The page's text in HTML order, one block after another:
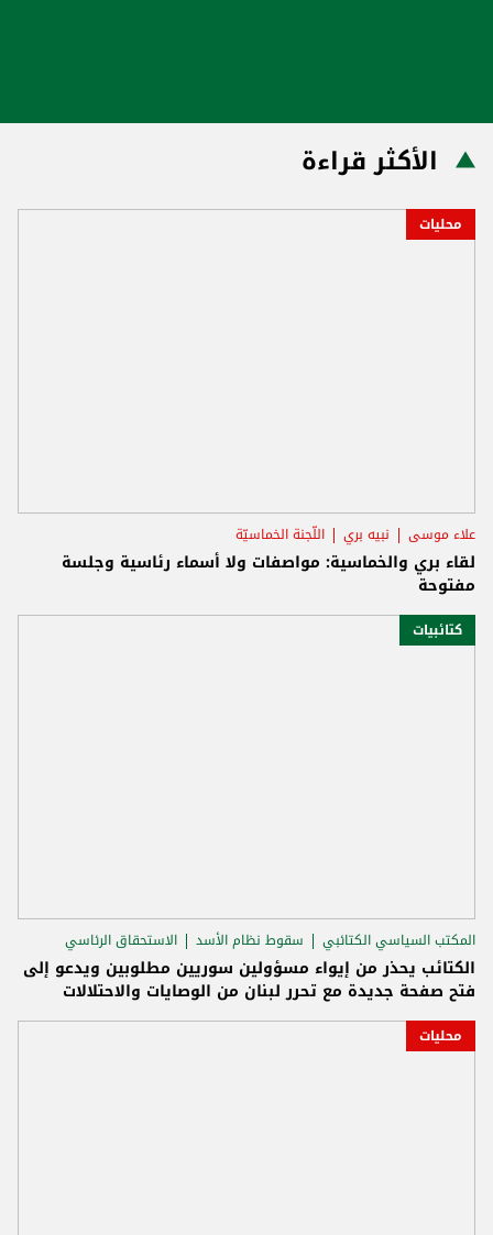
الأكثر قراءة
محليات
علاء موسى نبيه بري اللّجنة الخماسيّة
لقاء بري والخماسية: مواصفات ولا أسماء رئاسية وجلسة
مفتوحة
كتائبيات
المكتب السياسي الكتائبي سقوط نظام الأسد الاستحقاق الرئاسي
الكتائب يحذر من إيواء مسؤولين سوريين مطلوبين ويدعو إلى
فتح صفحة جديدة مع تحرر لبنان من الوصايات والاحتلالات
محليات